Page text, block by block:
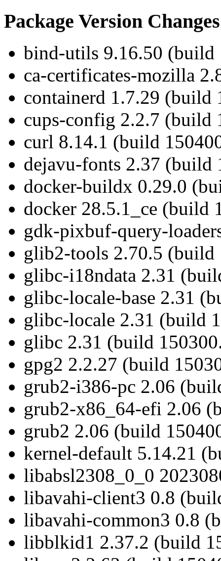
Package Version Changes
bind-utils 9.16.50 (build
ca-certificates-mozilla
containerd 1.7.29 (build
cups-config 2.2.7 (build
curl 8.14.1 (build
dejavu-fonts 2.37 (build
docker-buildx 0.29.0
docker 28.5.1_ce (build
gdk-pixbuf-query-
glib2-tools 2.70.5 (build
glibc-i18ndata 2.31
glibc-locale-base 2.31
glibc-locale 2.31 (build
glibc 2.31 (build
gpg2 2.2.27 (build
grub2-i386-pc 2.06
grub2-x86_64-efi 2.06
grub2 2.06 (build
kernel-default 5.14.21
libabsl2308_0_0
libavahi-client3 0.8
libavahi-common3 0.8
libblkid1 2.37.2 (build